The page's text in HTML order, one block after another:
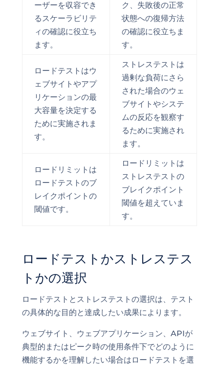
ーザーを収容でき
るスケーラビリテ
ィの確認に役立ち
ます。
ク、失敗後の正常
状態への復帰方法
の確認に役立ちま
す。
ロードテストはウ
ェブサイトやアプ
リケーションの最
大容量を決定する
ために実施されま
す。
ストレステストは
過剰な負荷にさら
された場合のウェ
ブサイトやシステ
ムの反応を観察す
るために実施され
ます。
ロードリミットは
ロードテストのブ
レイクポイントの
閾値です。
ロードリミットは
ストレステストの
ブレイクポイント
閾値を超えていま
す。
ロードテストかストレステス
トかの選択
ロードテストとストレステストの選択は、テスト
の具体的な目的と達成したい成果によります。
ウェブサイト、ウェブアプリケーション、APIが
典型的またはピーク時の使用条件下でどのように
機能するかを理解したい場合はロードテストを選